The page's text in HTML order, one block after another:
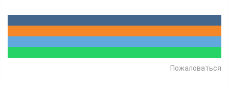
Пожаловаться